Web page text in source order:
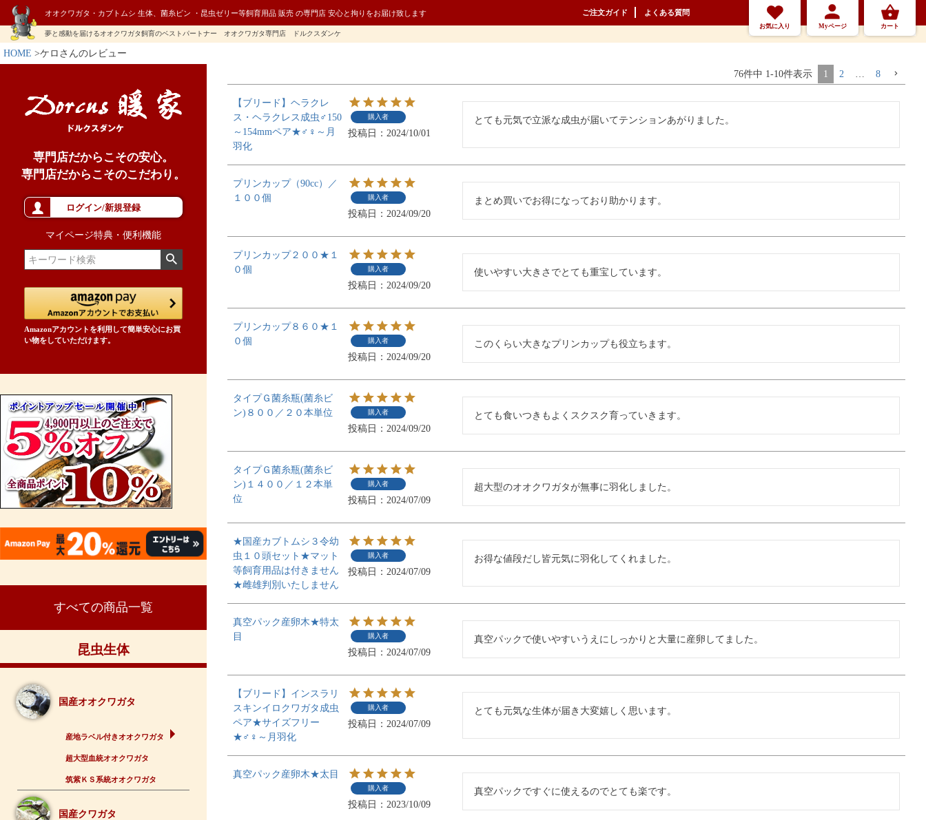
オオクワガタ・カブトムシ 生体、菌糸ビン ・昆虫ゼリー等飼育用品 販売 の専門店 安心と拘りをお届け致します ご注文ガイド よくある質問
夢と感動を届けるオオクワガタ飼育のベストパートナー オオクワガタ専門店 ドルクスダンケ
お気に入り Myページ カート
HOME ケロさんのレビュー
専門店だからこその安心。
専門店だからこそのこだわり。
ログイン/新規登録
マイページ特典・便利機能
Amazonアカウントを利用して簡単安心にお買
い物をしていただけます。
すべての商品一覧
昆虫生体
国産オオクワガタ
産地ラベル付きオオクワガタ
超大型血統オオクワガタ
筑紫ＫＳ系統オオクワガタ
国産クワガタ
76件中 1 -10件表示 1 2 … 8
【ブリード】ヘラクレ
ス・ヘラクレス成虫♂150
～154mmペア★♂♀～月
羽化
購入者
投稿日 2024/10/01
とても元気で立派な成虫が届いてテンションあがりました。
プリンカップ（90cc）／
１００個
購入者
投稿日 2024/09/20
まとめ買いでお得になっており助かります。
プリンカップ２００★１
０個
購入者
投稿日 2024/09/20
使いやすい大きさでとても重宝しています。
プリンカップ８６０★１
０個
購入者
投稿日 2024/09/20
このくらい大きなプリンカップも役立ちます。
タイプＧ菌糸瓶(菌糸ビ
ン)８００／２０本単位
購入者
投稿日 2024/09/20
とても食いつきもよくスクスク育っていきます。
タイプＧ菌糸瓶(菌糸ビ
ン)１４００／１２本単
位
購入者
投稿日 2024/07/09
超大型のオオクワガタが無事に羽化しました。
★国産カブトムシ３令幼
虫１０頭セット★マット
等飼育用品は付きません
★雌雄判別いたしません
購入者
投稿日 2024/07/09
お得な値段だし皆元気に羽化してくれました。
真空パック産卵木★特太
目
購入者
投稿日 2024/07/09
真空パックで使いやすいうえにしっかりと大量に産卵してました。
【ブリード】インスラリ
スキンイロクワガタ成虫
ペア★サイズフリー
★♂♀～月羽化
購入者
投稿日 2024/07/09
とても元気な生体が届き大変嬉しく思います。
真空パック産卵木★太目
購入者
投稿日 2023/10/09
真空パックですぐに使えるのでとても楽です。